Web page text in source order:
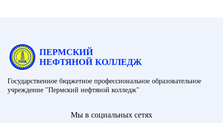
ПЕРМСКИЙ
НЕФТЯНОЙ КОЛЛЕДЖ
Государственное бюджетное профессиональное образовательное
учреждение "Пермский нефтяной колледж"
Мы в социальных сетях